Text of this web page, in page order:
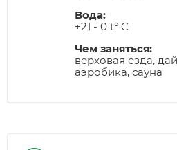
Вода:
+21 - 0 t° C
Чем заняться:
верховая езда,
аэробика, сауна